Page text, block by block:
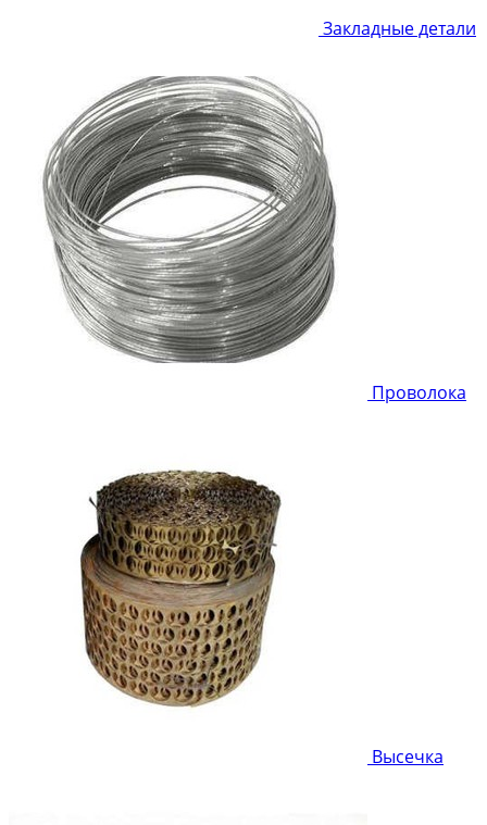
Закладные детали
Проволока
Высечка